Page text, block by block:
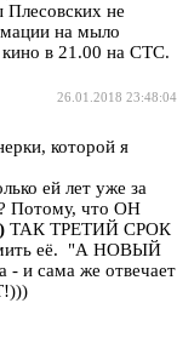
не
на мыло
кино в 21.00 на СТС.
26.01.2018 23:48:04
которой я
ей лет уже за
Потому, что ОН
ТАК ТРЕТИЙ СРОК
её. "А НОВЫЙ
и сама же отвечает